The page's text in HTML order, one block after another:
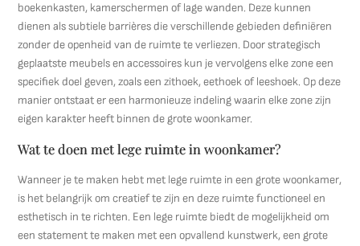
boekenkasten, kamerschermen of lage wanden. Deze kunnen
dienen als subtiele barrières die verschillende gebieden definiëren
zonder de openheid van de ruimte te verliezen. Door strategisch
geplaatste meubels en accessoires kun je vervolgens elke zone een
specifiek doel geven, zoals een zithoek, eethoek of leeshoek. Op deze
manier ontstaat er een harmonieuze indeling waarin elke zone zijn
eigen karakter heeft binnen de grote woonkamer.
Wat te doen met lege ruimte in woonkamer?
Wanneer je te maken hebt met lege ruimte in een grote woonkamer,
is het belangrijk om creatief te zijn en deze ruimte functioneel en
esthetisch in te richten. Een lege ruimte biedt de mogelijkheid om
een statement te maken met een opvallend kunstwerk, een grote